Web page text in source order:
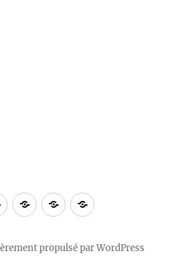
SectionCalendrierRessources
Notre
propulsé par WordPress